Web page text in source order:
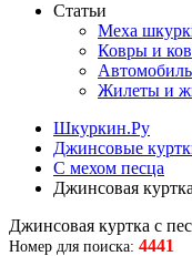
Статьи
Меха
Ковры и
Жилеты и
Шкуркин.Ру
Джинсовые
С мехом песца
Джинсовая
Джинсовая куртка с
Номер для поиска: 4441